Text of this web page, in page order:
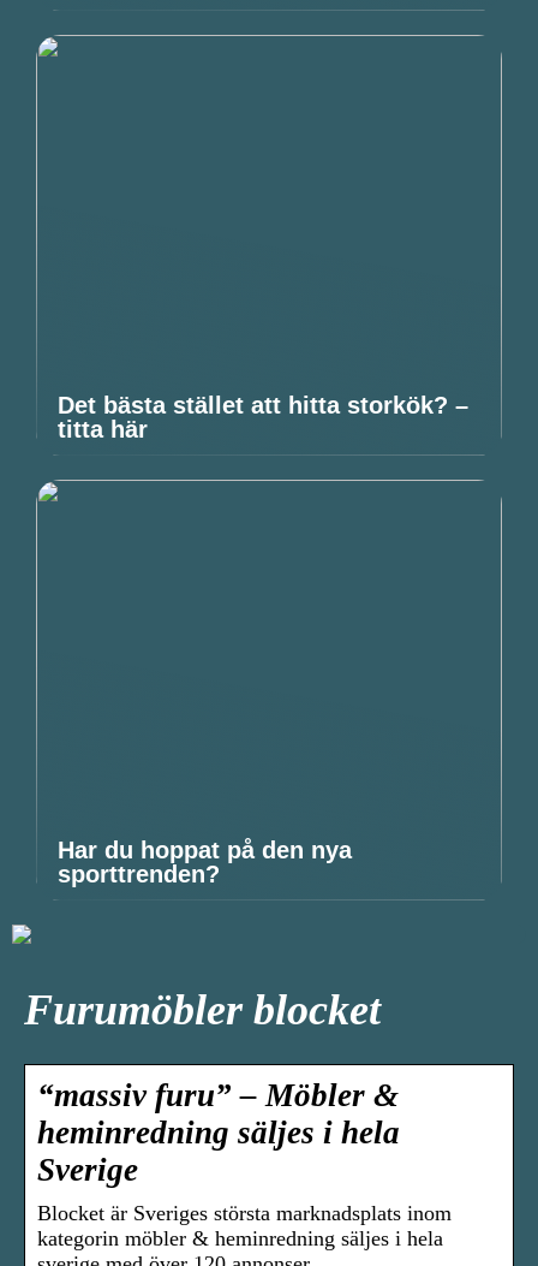
Det bästa stället att hitta storkök? –
titta här
Har du hoppat på den nya
sporttrenden?
Furumöbler blocket
“massiv furu” – Möbler &
heminredning säljes i hela
Sverige
Blocket är Sveriges största marknadsplats inom
kategorin möbler & heminredning säljes i hela